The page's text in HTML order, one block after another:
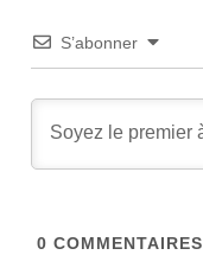
S’abonner
0 COMMENTAIRES